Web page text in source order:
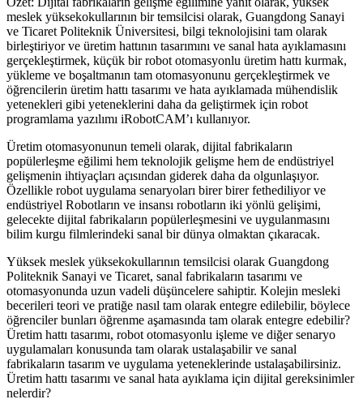
meslek yüksekokullarının bir temsilcisi olarak, Guangdong Sanayi
ve Ticaret Politeknik Üniversitesi, bilgi teknolojisini tam olarak
birleştiriyor ve üretim hattının tasarımını ve sanal hata ayıklamasını
gerçekleştirmek, küçük bir robot otomasyonlu üretim hattı kurmak,
yükleme ve boşaltmanın tam otomasyonunu gerçekleştirmek ve
öğrencilerin üretim hattı tasarımı ve hata ayıklamada mühendislik
yetenekleri gibi yeteneklerini daha da geliştirmek için robot
programlama yazılımı iRobotCAM’ı kullanıyor.
Üretim otomasyonunun temeli olarak, dijital fabrikaların
popülerleşme eğilimi hem teknolojik gelişme hem de endüstriyel
gelişmenin ihtiyaçları açısından giderek daha da olgunlaşıyor.
Özellikle robot uygulama senaryoları birer birer fethediliyor ve
endüstriyel Robotların ve insansı robotların iki yönlü gelişimi,
gelecekte dijital fabrikaların popülerleşmesini ve uygulanmasını
bilim kurgu filmlerindeki sanal bir dünya olmaktan çıkaracak.
Yüksek meslek yüksekokullarının temsilcisi olarak Guangdong
Politeknik Sanayi ve Ticaret, sanal fabrikaların tasarımı ve
otomasyonunda uzun vadeli düşüncelere sahiptir. Kolejin mesleki
becerileri teori ve pratiğe nasıl tam olarak entegre edilebilir, böylece
öğrenciler bunları öğrenme aşamasında tam olarak entegre edebilir?
Üretim hattı tasarımı, robot otomasyonlu işleme ve diğer senaryo
uygulamaları konusunda tam olarak ustalaşabilir ve sanal
fabrikaların tasarım ve uygulama yeteneklerinde ustalaşabilirsiniz.
Üretim hattı tasarımı ve sanal hata ayıklama için dijital gereksinimler
nelerdir?